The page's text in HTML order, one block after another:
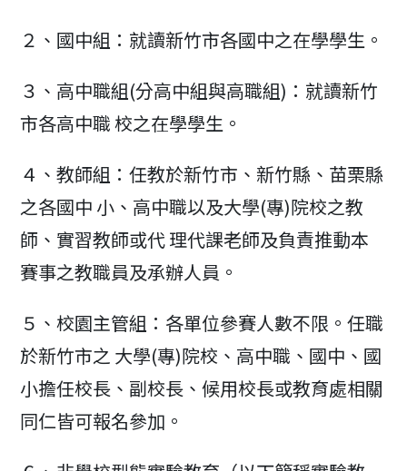
２、國中組：就讀新竹市各國中之在學學生。
３、高中職組(分高中組與高職組)：就讀新竹
市各高中職 校之在學學生。
４、教師組：任教於新竹市、新竹縣、苗栗縣
之各國中 小、高中職以及大學(專)院校之教
師、實習教師或代 理代課老師及負責推動本
賽事之教職員及承辦人員。
５、校園主管組：各單位參賽人數不限。任職
於新竹市之 大學(專)院校、高中職、國中、國
小擔任校長、副校長、候用校長或教育處相關
同仁皆可報名參加。